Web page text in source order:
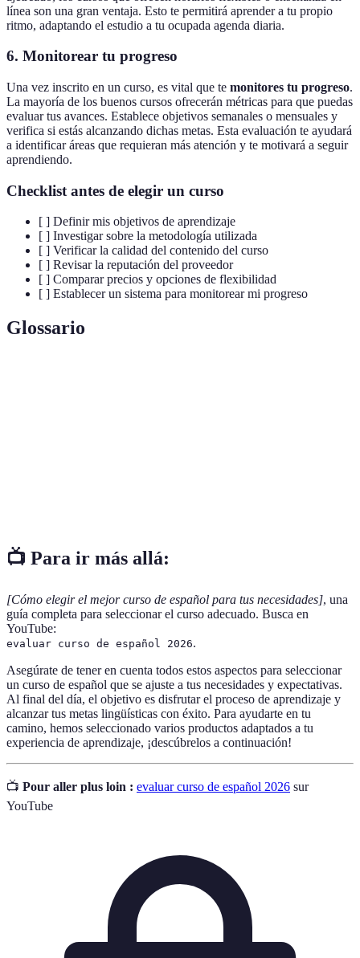
línea son una gran ventaja. Esto te permitirá aprender a tu propio
ritmo, adaptando el estudio a tu ocupada agenda diaria.
6. Monitorear tu progreso
Una vez inscrito en un curso, es vital que te monitores tu progreso.
La mayoría de los buenos cursos ofrecerán métricas para que puedas
evaluar tus avances. Establece objetivos semanales o mensuales y
verifica si estás alcanzando dichas metas. Esta evaluación te ayudará
a identificar áreas que requieran más atención y te motivará a seguir
aprendiendo.
Checklist antes de elegir un curso
[ ] Definir mis objetivos de aprendizaje
[ ] Investigar sobre la metodología utilizada
[ ] Verificar la calidad del contenido del curso
[ ] Revisar la reputación del proveedor
[ ] Comparar precios y opciones de flexibilidad
[ ] Establecer un sistema para monitorear mi progreso
Glossario
📺 Para ir más allá:
[Cómo elegir el mejor curso de español para tus necesidades], una
guía completa para seleccionar el curso adecuado. Busca en
YouTube:
evaluar curso de español 2026.
Asegúrate de tener en cuenta todos estos aspectos para seleccionar
un curso de español que se ajuste a tus necesidades y expectativas.
Al final del día, el objetivo es disfrutar el proceso de aprendizaje y
alcanzar tus metas lingüísticas con éxito. Para ayudarte en tu
camino, hemos seleccionado varios productos adaptados a tu
experiencia de aprendizaje, ¡descúbrelos a continuación!
📺 Pour aller plus loin : evaluar curso de español 2026 sur
YouTube